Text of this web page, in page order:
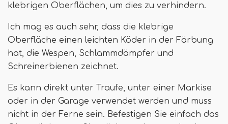
klebrigen Oberflächen, um dies zu verhindern.
Ich mag es auch sehr, dass die klebrige
Oberfläche einen leichten Köder in der Färbung
hat, die Wespen, Schlammdämpfer und
Schreinerbienen zeichnet.
Es kann direkt unter Traufe, unter einer Markise
oder in der Garage verwendet werden und muss
nicht in der Ferne sein. Befestigen Sie einfach das